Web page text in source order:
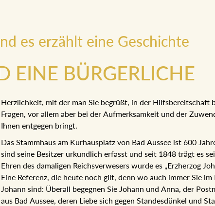
es erzählt eine Geschichte
EINE BÜRGERLICHE
Herzlichkeit, mit der man Sie begrüßt, in der Hilfsbereitschaft
Fragen, vor allem aber bei der Aufmerksamkeit und der
Ihnen entgegen bringt.
Das Stammhaus am Kurhausplatz von Bad Aussee ist 600
sind seine Besitzer urkundlich erfasst und seit 1848 trägt es
Ehren des damaligen Reichsverwesers wurde es „Erzherzog
Eine Referenz, die heute noch gilt, denn wo auch immer Sie
Johann sind: Überall begegnen Sie Johann und Anna, der
aus Bad Aussee, deren Liebe sich gegen Standesdünkel und